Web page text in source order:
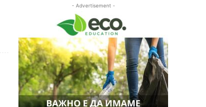
- Advertisement -